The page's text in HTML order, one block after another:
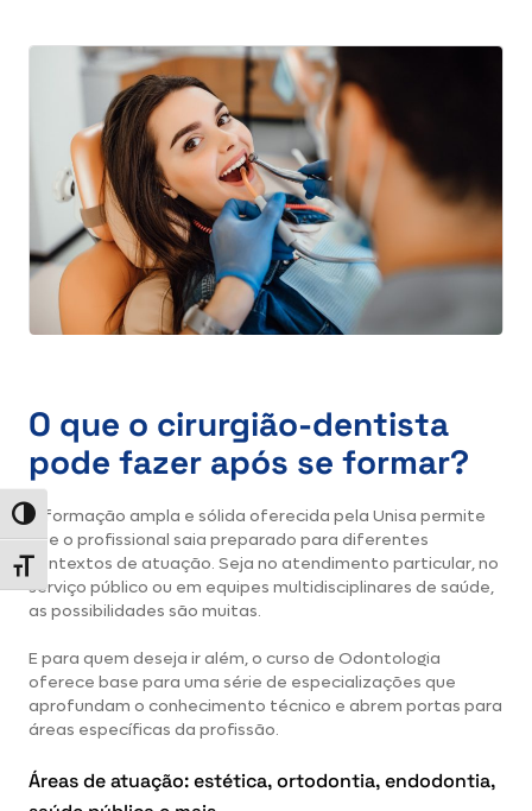
Alternar alto contraste
Alternar tamanho da fonte
O que o cirurgião-dentista
pode fazer após se formar?
A formação ampla e sólida oferecida pela Unisa permite
que o profissional saia preparado para diferentes
contextos de atuação. Seja no atendimento particular, no
serviço público ou em equipes multidisciplinares de saúde,
as possibilidades são muitas.
E para quem deseja ir além, o curso de Odontologia
oferece base para uma série de especializações que
aprofundam o conhecimento técnico e abrem portas para
áreas específicas da profissão.
Áreas de atuação: estética, ortodontia, endodontia,